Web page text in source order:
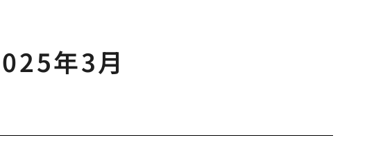
年3月